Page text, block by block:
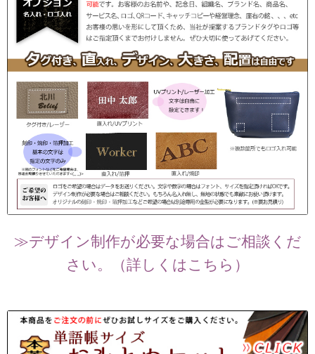
≫デザイン制作が必要な場合はご相談くだ
さい。（詳しくはこちら）